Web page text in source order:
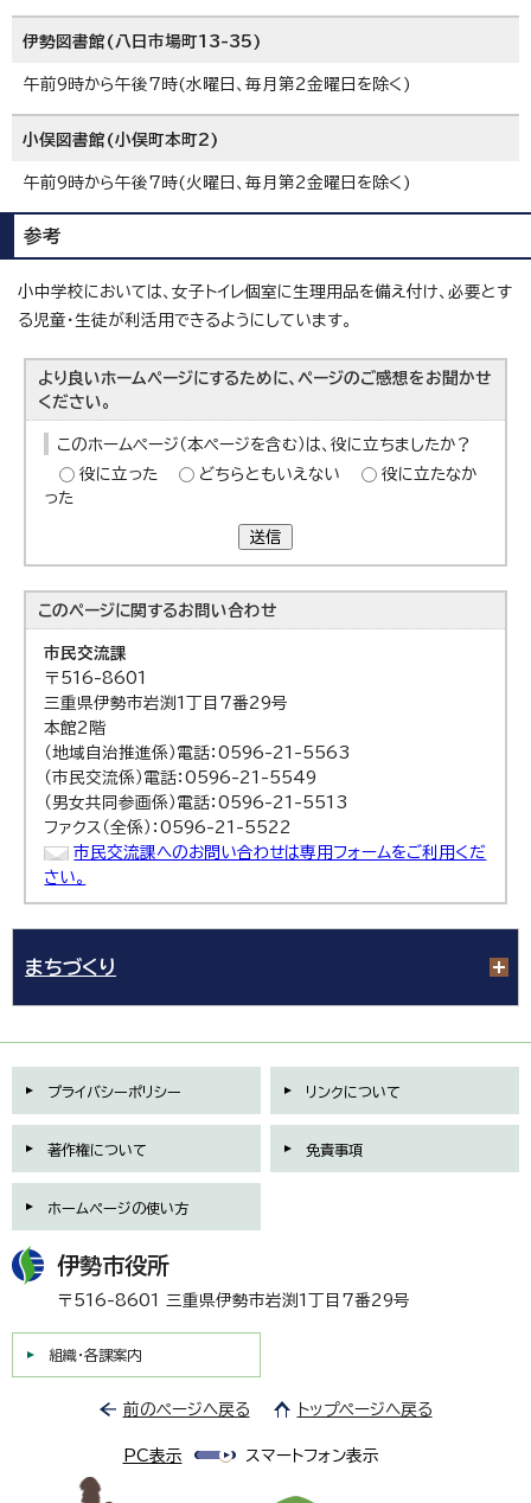
伊勢図書館(八日市場町13-35)
午前9時から午後7時(水曜日、毎月第2金曜日を除く)
小俣図書館(小俣町本町2)
午前9時から午後7時(火曜日、毎月第2金曜日を除く)
参考
小中学校においては、女子トイレ個室に生理用品を備え付け、必要とす
る児童・生徒が利活用できるようにしています。
より良いホームページにするために、ページのご感想をお聞かせ
ください。
このホームページ（本ページを含む）は、役に立ちましたか？
役に立った
どちらともいえない
役に立たなか
った
送信
このページに関するお問い合わせ
市民交流課
〒516-8601
三重県伊勢市岩渕1丁目7番29号
本館2階
（地域自治推進係）電話：0596-21-5563
（市民交流係）電話：0596-21-5549
（男女共同参画係）電話：0596-21-5513
ファクス（全係）：0596-21-5522
市民交流課へのお問い合わせは専用フォームをご利用くだ
さい。
まちづくり
プライバシーポリシー リンクについて
著作権について 免責事項
ホームページの使い方
伊勢市役所
〒516-8601 三重県伊勢市岩渕1丁目7番29号
組織・各課案内
前のページへ戻る トップページへ戻る
PC表示 スマートフォン表示